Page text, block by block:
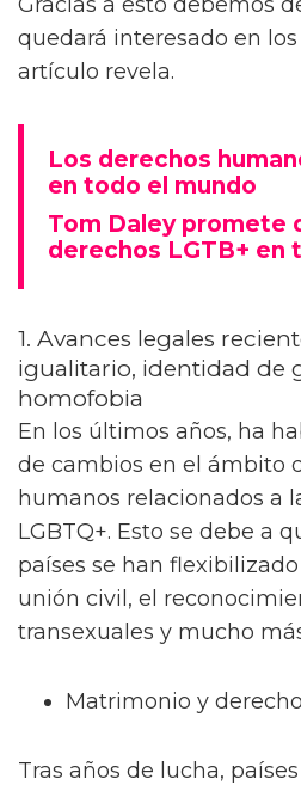
quedará interesado en
artículo revela.
Los derechos
en todo el mundo
Tom Daley promete
derechos LGTB+ en
1. Avances legales
igualitario, identidad de
homofobia
En los últimos años, ha
de cambios en el ámbito
humanos relacionados a
LGBTQ+. Esto se debe a
países se han
unión civil, el
transexuales y mucho
Matrimonio y
Tras años de lucha,